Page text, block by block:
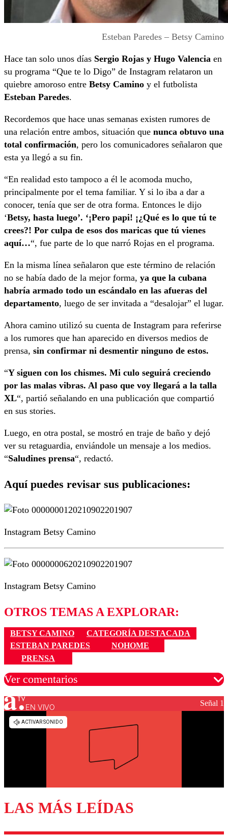
Esteban Paredes – Betsy Camino
Hace tan solo unos días Sergio Rojas y Hugo Valencia en
su programa “Que te lo Digo” de Instagram relataron un
quiebre amoroso entre Betsy Camino y el futbolista
Esteban Paredes.
Recordemos que hace unas semanas existen rumores de
una relación entre ambos, situación que nunca obtuvo una
total confirmación, pero los comunicadores señalaron que
esta ya llegó a su fin.
“En realidad esto tampoco a él le acomoda mucho,
principalmente por el tema familiar. Y si lo iba a dar a
conocer, tenía que ser de otra forma. Entonces le dijo
‘Betsy, hasta luego’. ‘¡Pero papi! ¡¿Qué es lo que tú te
crees?! Por culpa de esos dos maricas que tú vienes
aquí…“, fue parte de lo que narró Rojas en el programa.
En la misma línea señalaron que este término de relación
no se había dado de la mejor forma, ya que la cubana
habría armado todo un escándalo en las afueras del
departamento, luego de ser invitada a “desalojar” el lugar.
Ahora camino utilizó su cuenta de Instagram para referirse
a los rumores que han aparecido en diversos medios de
prensa, sin confirmar ni desmentir ninguno de estos.
“Y siguen con los chismes. Mi culo seguirá creciendo
por las malas vibras. Al paso que voy llegará a la talla
XL“, partió señalando en una publicación que compartió
en sus stories.
Luego, en otra postal, se mostró en traje de baño y dejó
ver su retaguardia, enviándole un mensaje a los medios.
“Saludines prensa“, redactó.
Aquí puedes revisar sus publicaciones:
Instagram Betsy Camino
Instagram Betsy Camino
OTROS TEMAS A EXPLORAR:
BETSY CAMINO
CATEGORÍA DESTACADA
ESTEBAN PAREDES
NOHOME
PRENSA
Ver comentarios
Los comentarios son moderados para garantizar un
diálogo respetuoso.
Enviar comentario
EN VIVO Señal 1
LAS MÁS LEÍDAS